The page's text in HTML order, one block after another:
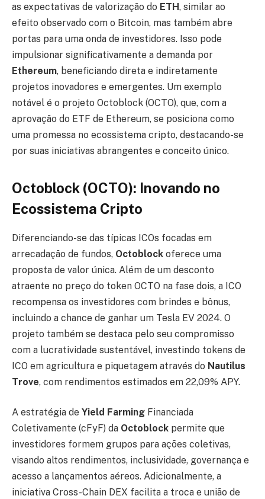
as expectativas de valorização do ETH, similar ao
efeito observado com o Bitcoin, mas também abre
portas para uma onda de investidores. Isso pode
impulsionar significativamente a demanda por
Ethereum, beneficiando direta e indiretamente
projetos inovadores e emergentes. Um exemplo
notável é o projeto Octoblock (OCTO), que, com a
aprovação do ETF de Ethereum, se posiciona como
uma promessa no ecossistema cripto, destacando-se
por suas iniciativas abrangentes e conceito único.
Octoblock (OCTO): Inovando no
Ecossistema Cripto
Diferenciando-se das típicas ICOs focadas em
arrecadação de fundos, Octoblock oferece uma
proposta de valor única. Além de um desconto
atraente no preço do token OCTO na fase dois, a ICO
recompensa os investidores com brindes e bônus,
incluindo a chance de ganhar um Tesla EV 2024. O
projeto também se destaca pelo seu compromisso
com a lucratividade sustentável, investindo tokens de
ICO em agricultura e piquetagem através do Nautilus
Trove, com rendimentos estimados em 22,09% APY.
A estratégia de Yield Farming Financiada
Coletivamente (cFyF) da Octoblock permite que
investidores formem grupos para ações coletivas,
visando altos rendimentos, inclusividade, governança e
acesso a lançamentos aéreos. Adicionalmente, a
iniciativa Cross-Chain DEX facilita a troca e união de